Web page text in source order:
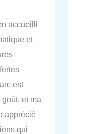
accueilli
et
est
et ma
apprécié
qui